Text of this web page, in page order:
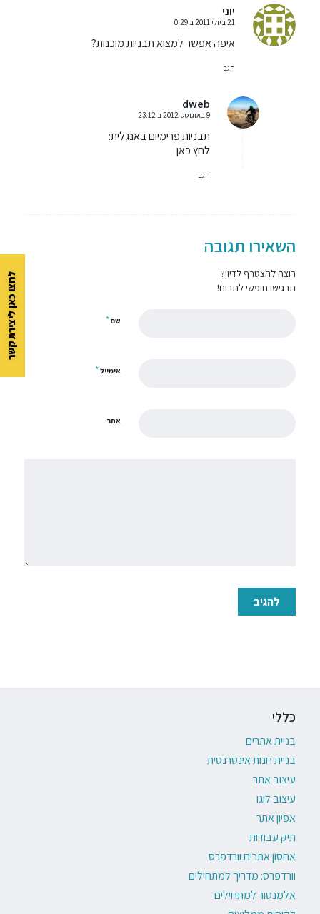
יוני
אומר:
21 ביולי 2011 ב 0:29
איפה אפשר למצוא תבניות מוכנות?
הגב
dweb
אומר:
9 באוגוסט 2012 ב 23:12
תבניות פרימיום באנגלית:
לחץ כאן
הגב
השאירו תגובה
רוצה להצטרף לדיון?
תרגישו חופשי לתרום!
שם*
אימייל*
אתר
כללי
בניית אתרים
בניית חנות אינטרנטית
עיצוב אתר
עיצוב לוגו
אפיון אתר
תיק עבודות
אחסון אתרים וורדפרס
וורדפרס: מדריך למתחילים
אלמנטור למתחילים
לחצו כאן ליצירת קשר